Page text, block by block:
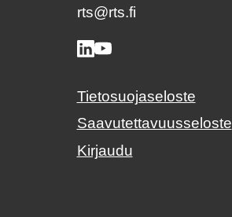
rts@rts.fi
Tietosuojaseloste
Saavutettavuusseloste
Kirjaudu